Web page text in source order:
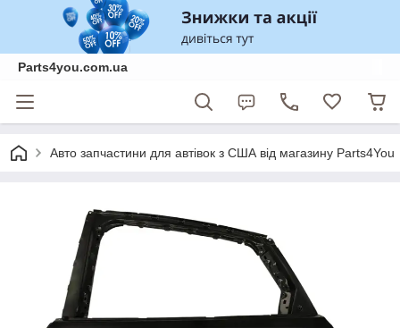
Parts4you.com.ua
Авто запчастини для автівок з США від магазину Parts4You